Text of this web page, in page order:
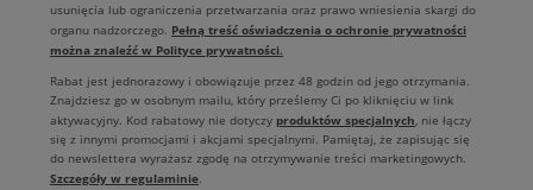
usunięcia lub ograniczenia przetwarzania oraz prawo wniesienia skargi do
organu nadzorczego. Pełną treść oświadczenia o ochronie prywatności
można znaleźć w Polityce prywatności.
Rabat jest jednorazowy i obowiązuje przez 48 godzin od jego otrzymania.
Znajdziesz go w osobnym mailu, który prześlemy Ci po kliknięciu w link
aktywacyjny. Kod rabatowy nie dotyczy produktów specjalnych, nie łączy
się z innymi promocjami i akcjami specjalnymi. Pamiętaj, że zapisując się
do newslettera wyrażasz zgodę na otrzymywanie treści marketingowych.
Szczegóły w regulaminie.